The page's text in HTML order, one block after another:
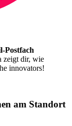
Postfach
zeigt dir, wie
innovators!
am Standort